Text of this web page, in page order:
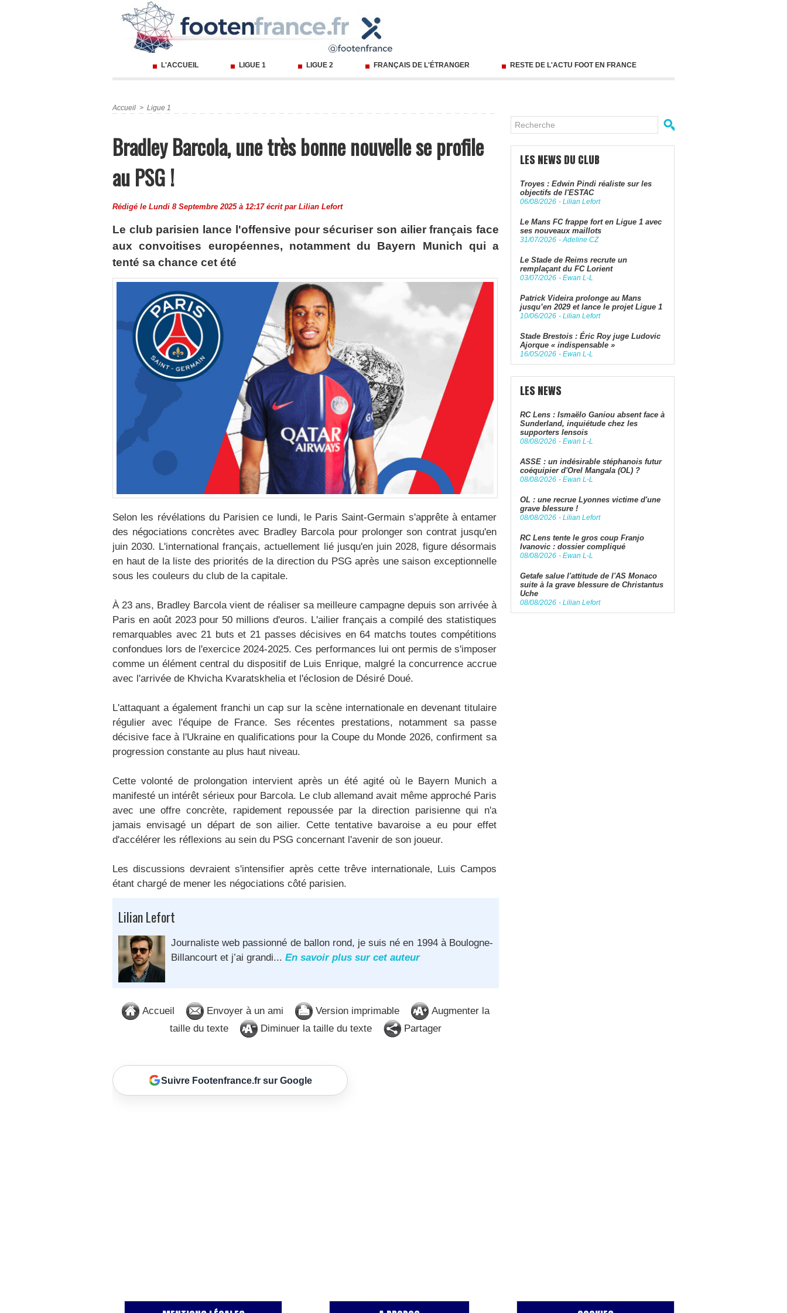
L'ACCUEIL LIGUE 1 LIGUE 2 FRANÇAIS DE L'ÉTRANGER RESTE DE L'ACTU FOOT EN FRANCE
Accueil > Ligue 1
Bradley Barcola, une très bonne nouvelle se profile
au PSG !
Rédigé le Lundi 8 Septembre 2025 à 12:17 écrit par Lilian Lefort
Le club parisien lance l'offensive pour sécuriser son ailier français face
aux convoitises européennes, notamment du Bayern Munich qui a
tenté sa chance cet été
Selon les révélations du Parisien ce lundi, le Paris Saint-Germain s'apprête à entamer
des négociations concrètes avec Bradley Barcola pour prolonger son contrat jusqu'en
juin 2030. L'international français, actuellement lié jusqu'en juin 2028, figure désormais
en haut de la liste des priorités de la direction du PSG après une saison exceptionnelle
sous les couleurs du club de la capitale.
À 23 ans, Bradley Barcola vient de réaliser sa meilleure campagne depuis son arrivée à
Paris en août 2023 pour 50 millions d'euros. L'ailier français a compilé des statistiques
remarquables avec 21 buts et 21 passes décisives en 64 matchs toutes compétitions
confondues lors de l'exercice 2024-2025. Ces performances lui ont permis de s'imposer
comme un élément central du dispositif de Luis Enrique, malgré la concurrence accrue
avec l'arrivée de Khvicha Kvaratskhelia et l'éclosion de Désiré Doué.
L'attaquant a également franchi un cap sur la scène internationale en devenant titulaire
régulier avec l'équipe de France. Ses récentes prestations, notamment sa passe
décisive face à l'Ukraine en qualifications pour la Coupe du Monde 2026, confirment sa
progression constante au plus haut niveau.
Cette volonté de prolongation intervient après un été agité où le Bayern Munich a
manifesté un intérêt sérieux pour Barcola. Le club allemand avait même approché Paris
avec une offre concrète, rapidement repoussée par la direction parisienne qui n'a
jamais envisagé un départ de son ailier. Cette tentative bavaroise a eu pour effet
d'accélérer les réflexions au sein du PSG concernant l'avenir de son joueur.
Les discussions devraient s'intensifier après cette trêve internationale, Luis Campos
étant chargé de mener les négociations côté parisien.
Lilian Lefort
Journaliste web passionné de ballon rond, je suis né en 1994 à Boulogne-
Billancourt et j’ai grandi... En savoir plus sur cet auteur
Accueil Envoyer à un ami Version imprimable
Augmenter la
taille du texte
Diminuer la taille du texte Partager
Suivre Footenfrance.fr sur Google
LES NEWS DU CLUB
Troyes : Edwin Pindi réaliste sur les
objectifs de l'ESTAC
06/08/2026 - Lilian Lefort
Le Mans FC frappe fort en Ligue 1 avec
ses nouveaux maillots
31/07/2026 -Adeline CZ
Le Stade de Reims recrute un
remplaçant du FC Lorient
03/07/2026 - Ewan L-L
Patrick Videira prolonge au Mans
jusqu’en 2029 et lance le projet Ligue 1
10/06/2026 - Lilian Lefort
Stade Brestois : Éric Roy juge Ludovic
Ajorque « indispensable »
16/05/2026 - Ewan L-L
LES NEWS
RC Lens : Ismaëlo Ganiou absent face à
Sunderland, inquiétude chez les
supporters lensois
08/08/2026 - Ewan L-L
ASSE : un indésirable stéphanois futur
coéquipier d'Orel Mangala (OL) ?
08/08/2026 - Ewan L-L
OL : une recrue Lyonnes victime d'une
grave blessure !
08/08/2026 - Lilian Lefort
RC Lens tente le gros coup Franjo
Ivanovic : dossier compliqué
08/08/2026 - Ewan L-L
Getafe salue l'attitude de l'AS Monaco
suite à la grave blessure de Christantus
Uche
08/08/2026 - Lilian Lefort